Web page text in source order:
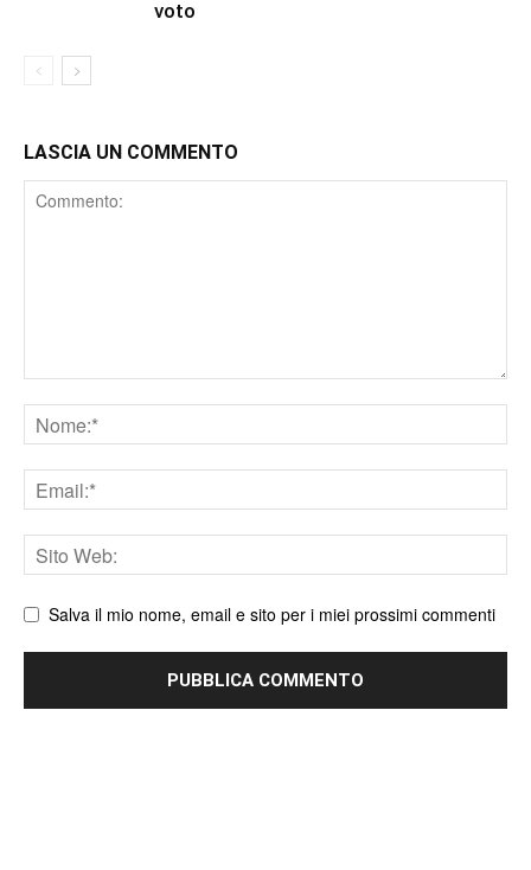
voto
LASCIA UN COMMENTO
Comment
Nome
Email
Sito
web
Salva il mio nome, email e sito per i miei prossimi commenti